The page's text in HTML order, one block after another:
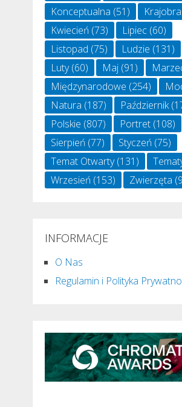
Konceptualna (51)
Kwiecień(73) Lipiec(60)
Listopad (75) Ludzie (131)
Luty(60) Maj(91)
Międzynarodowe (254)
Natura (187) Październik
Polskie (807) Portret(108)
Sierpień(77) Styczeń(75)
Temat Otwarty(131)
Wrzesień(153) Zwierzęta
INFORMACJE
O Nas
Regulamin i Polityka